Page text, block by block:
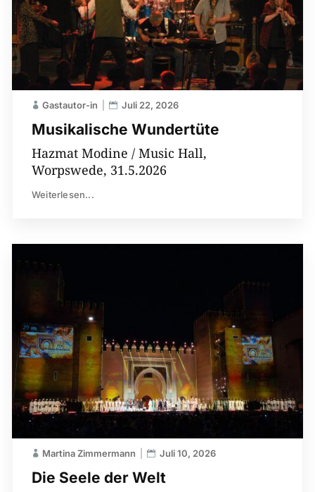
Musikalische Wundertüte
Gastautor-in Juli 22, 2026
Hazmat Modine / Music Hall,
Worpswede, 31.5.2026
Weiterlesen...
Die Seele der Welt
Martina Zimmermann Juli 10, 2026